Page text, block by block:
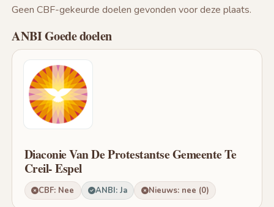
Geen CBF-gekeurde doelen gevonden voor deze plaats.
ANBI Goede doelen
Diaconie Van De Protestantse Gemeente Te
Creil- Espel
CBF: Nee ANBI: Ja Nieuws: nee (0)